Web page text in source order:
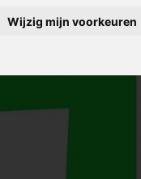
Wijzig mijn voorkeuren